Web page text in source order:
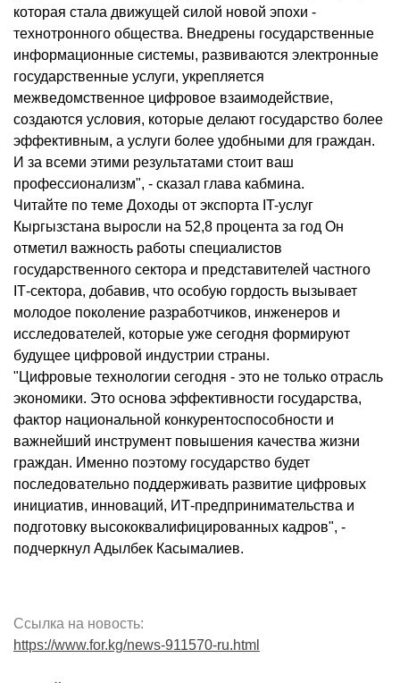
которая стала движущей силой новой эпохи -
технотронного общества. Внедрены государственные
информационные системы, развиваются электронные
государственные услуги, укрепляется
межведомственное цифровое взаимодействие,
создаются условия, которые делают государство более
эффективным, а услуги более удобными для граждан.
И за всеми этими результатами стоит ваш
профессионализм", - сказал глава кабмина.
Читайте по теме Доходы от экспорта IT-услуг
Кыргызстана выросли на 52,8 процента за год Он
отметил важность работы специалистов
государственного сектора и представителей частного
IТ-сектора, добавив, что особую гордость вызывает
молодое поколение разработчиков, инженеров и
исследователей, которые уже сегодня формируют
будущее цифровой индустрии страны.
"Цифровые технологии сегодня - это не только отрасль
экономики. Это основа эффективности государства,
фактор национальной конкурентоспособности и
важнейший инструмент повышения качества жизни
граждан. Именно поэтому государство будет
последовательно поддерживать развитие цифровых
инициатив, инноваций, ИТ-предпринимательства и
подготовку высококвалифицированных кадров", -
подчеркнул Адылбек Касымалиев.
Ссылка на новость:
https://www.for.kg/news-911570-ru.html